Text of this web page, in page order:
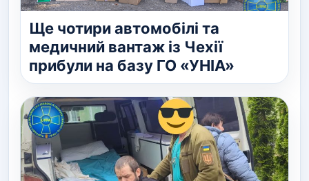
Ще чотири автомобілі та
медичний вантаж із Чехії
прибули на базу ГО «УНІА»